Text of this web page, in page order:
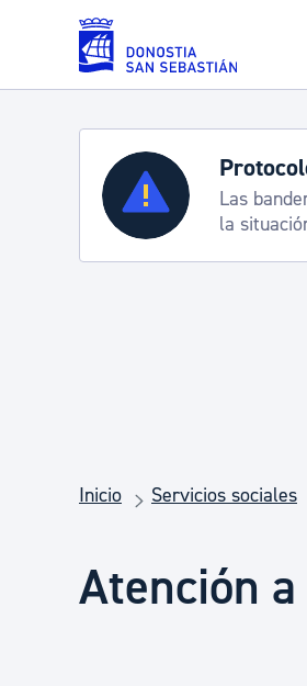
Saltar al contenido principal
Servicios
Padrón y asuntos
Seguridad
Salud Pública,
Las
la
Inicio Servicios sociales
Atención